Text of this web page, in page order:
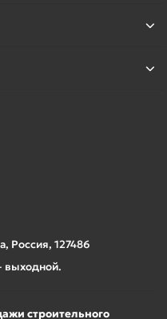
Россия, 127486
выходной.
строительного